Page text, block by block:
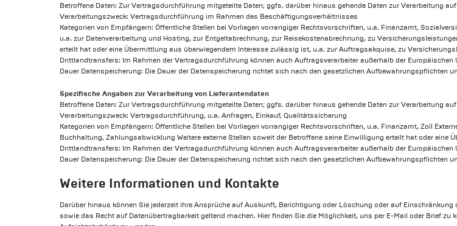
Betroffene Daten: Zur Vertragsdurchführung mitgeteilte Daten; ggfs. darüber hinaus gehende Daten zur Verarbeitung
Verarbeitungszweck: Vertragsdurchführung im Rahmen des Beschäftigungsverhältnisses
Kategorien von Empfängern: Öffentliche Stellen bei Vorliegen vorrangiger Rechtsvorschriften, u.a. Finanzamt,
u.a. zur Datenverarbeitung und Hosting, zur Entgeltabrechnung, zur Reisekostenabrechnung, zu
erteilt hat oder eine Übermittlung aus überwiegendem Interesse zulässig ist, u.a. zur Auftragsakquise, zu
Drittlandtransfers: Im Rahmen der Vertragsdurchführung können auch Auftragsverarbeiter außerhalb der
Dauer Datenspeicherung: Die Dauer der Datenspeicherung richtet sich nach den gesetzlichen Aufbewahrungspflichten
Spezifische Angaben zur Verarbeitung von Lieferantendaten
Betroffene Daten: Zur Vertragsdurchführung mitgeteilte Daten; ggfs. darüber hinaus gehende Daten zur Verarbeitung
Verarbeitungszweck: Vertragsdurchführung, u.a. Anfragen, Einkauf, Qualitätssicherung
Kategorien von Empfängern: Öffentliche Stellen bei Vorliegen vorrangiger Rechtsvorschriften, u.a. Finanzamt, Zoll
Buchhaltung, Zahlungsabwicklung Weitere externe Stellen soweit der Betroffene seine Einwilligung erteilt hat oder eine
Drittlandtransfers: Im Rahmen der Vertragsdurchführung können auch Auftragsverarbeiter außerhalb der
Dauer Datenspeicherung: Die Dauer der Datenspeicherung richtet sich nach den gesetzlichen Aufbewahrungspflichten
Weitere Informationen und Kontakte
Darüber hinaus können Sie jederzeit ihre Ansprüche auf Auskunft, Berichtigung oder Löschung oder auf
sowie das Recht auf Datenübertragbarkeit geltend machen. Hier finden Sie die Möglichkeit, uns per E-Mail oder Brief